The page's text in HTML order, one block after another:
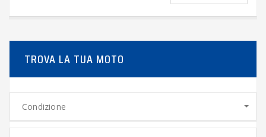
TROVA LA TUA MOTO
Condizione